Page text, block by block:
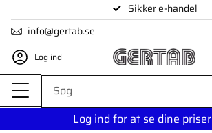
Menu
Sikker e-handel
info@gertab.se
Log ind
Log ind for at se dine priser